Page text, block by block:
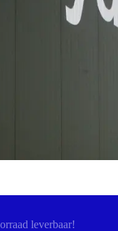
leverbaar!